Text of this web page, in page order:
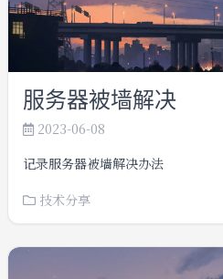
服务器被墙解决
2023-06-08
记录服务器被墙解决办法
技术分享